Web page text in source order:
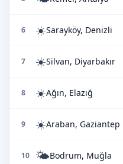
6 ☀️Sarayköy, Denizli
7 ☀️Silvan, Diyarbakır
8 ☀️Ağın, Elazığ
9 ☀️Araban, Gaziantep
10 🌤️Bodrum, Muğla